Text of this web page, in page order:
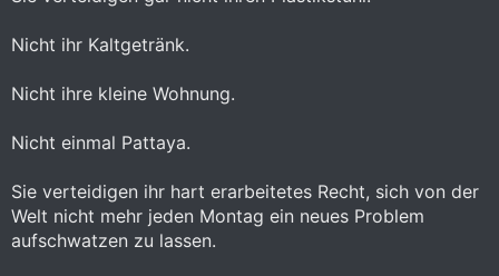
Nicht ihr Kaltgetränk.
Nicht ihre kleine Wohnung.
Nicht einmal Pattaya.
Sie verteidigen ihr hart erarbeitetes Recht, sich von der
Welt nicht mehr jeden Montag ein neues Problem
aufschwatzen zu lassen.